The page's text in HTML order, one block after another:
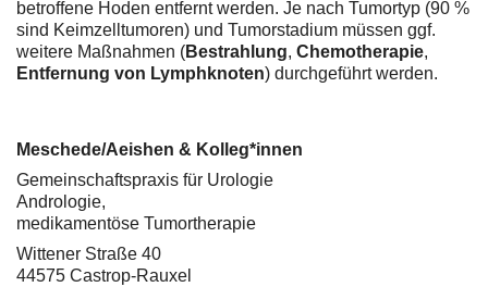
betroffene Hoden entfernt werden. Je nach Tumortyp (90 %
sind Keimzelltumoren) und Tumorstadium müssen ggf.
weitere Maßnahmen (Bestrahlung, Chemotherapie,
Entfernung von Lymphknoten) durchgeführt werden.
Meschede/Aeishen & Kolleg*innen
Gemeinschaftspraxis für Urologie
Andrologie,
medikamentöse Tumortherapie
Wittener Straße 40
44575 Castrop-Rauxel